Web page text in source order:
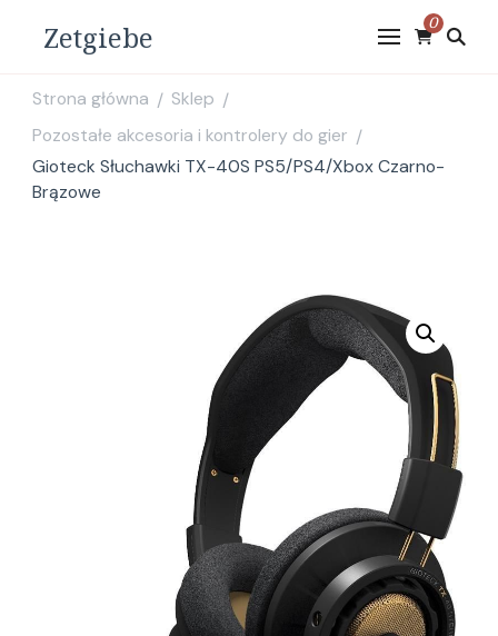
Zetgiebe 0
Strona główna / Sklep /
Pozostałe akcesoria i kontrolery do gier /
Gioteck Słuchawki TX-40S PS5/PS4/Xbox Czarno-
Brązowe